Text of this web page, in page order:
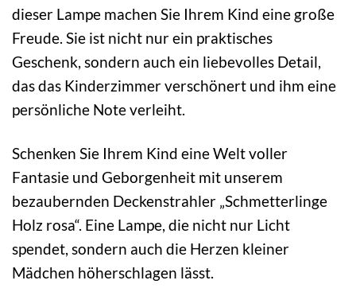
dieser Lampe machen Sie Ihrem Kind eine große
Freude. Sie ist nicht nur ein praktisches
Geschenk, sondern auch ein liebevolles Detail,
das das Kinderzimmer verschönert und ihm eine
persönliche Note verleiht.
Schenken Sie Ihrem Kind eine Welt voller
Fantasie und Geborgenheit mit unserem
bezaubernden Deckenstrahler „Schmetterlinge
Holz rosa“. Eine Lampe, die nicht nur Licht
spendet, sondern auch die Herzen kleiner
Mädchen höherschlagen lässt.